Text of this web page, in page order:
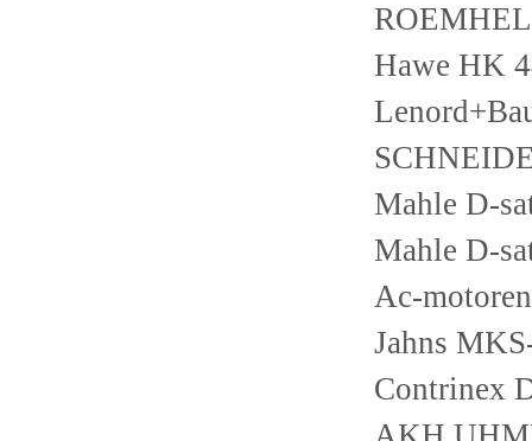
Hawe HK
Mahle D-
Mahle D-
Ac-
Jahns
Contrinex